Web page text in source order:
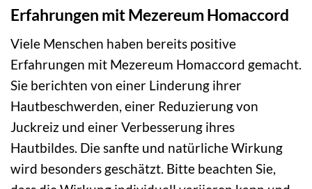
Erfahrungen mit Mezereum Homaccord
Viele Menschen haben bereits positive
Erfahrungen mit Mezereum Homaccord gemacht.
Sie berichten von einer Linderung ihrer
Hautbeschwerden, einer Reduzierung von
Juckreiz und einer Verbesserung ihres
Hautbildes. Die sanfte und natürliche Wirkung
wird besonders geschätzt. Bitte beachten Sie,